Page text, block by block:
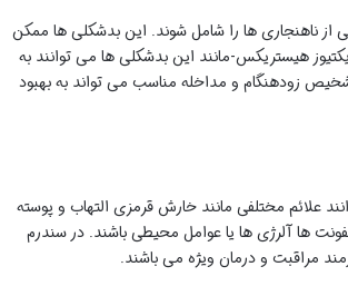
از ناهنجاری ها را شامل شوند. این بدشکلی ها ممکن
هیستریکس-مانند این بدشکلی ها می توانند به
زودهنگام و مداخله مناسب می تواند به بهبود
علائم مختلفی مانند خارش قرمزی التهاب و پوسته
ها آلرژی ها یا عوامل محیطی باشند. در سندرم
مراقبت و درمان ویژه می باشند.